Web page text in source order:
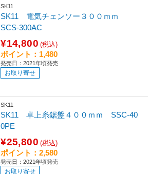
SK11
SK11 電気チェンソー３００ｍｍ
SCS-300AC
¥14,800 (税込)
ポイント：1,480
発売日：2021年頃発売
お取り寄せ
SK11
SK11 卓上糸鋸盤４００ｍｍ SSC-40
0PE
¥25,800 (税込)
ポイント：2,580
発売日：2021年頃発売
お取り寄せ